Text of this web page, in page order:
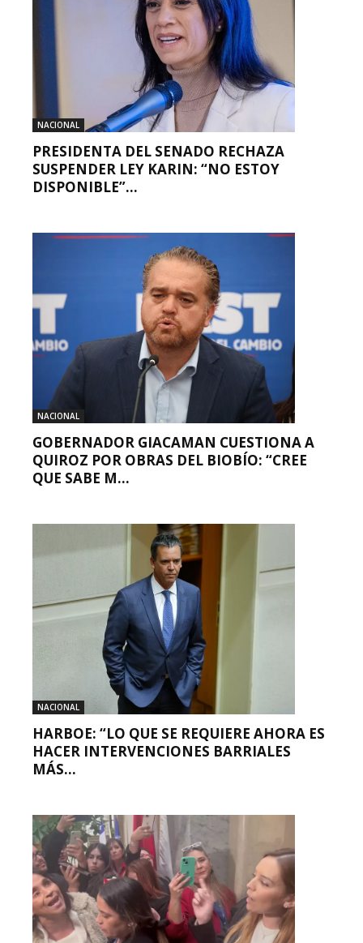
NACIONAL
PRESIDENTA DEL SENADO RECHAZA
SUSPENDER LEY KARIN: “NO ESTOY
DISPONIBLE”...
NACIONAL
GOBERNADOR GIACAMAN CUESTIONA A
QUIROZ POR OBRAS DEL BIOBÍO: “CREE
QUE SABE M...
NACIONAL
HARBOE: “LO QUE SE REQUIERE AHORA ES
HACER INTERVENCIONES BARRIALES
MÁS...